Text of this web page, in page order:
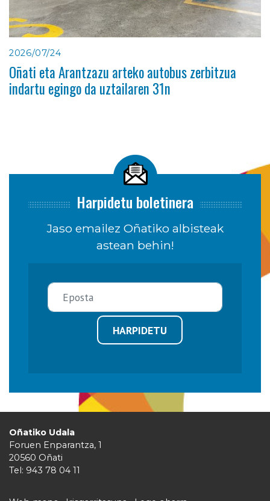
2026/07/24
Oñati eta Arantzazu arteko autobus zerbitzua
indartu egingo da uztailaren 31n
Harpidetu boletinera
Jaso emailez Oñatiko albisteak
astean behin!
HARPIDETU
Oñatiko Udala
Foruen Enparantza, 1
20560 Oñati
Tel: 943 78 04 11